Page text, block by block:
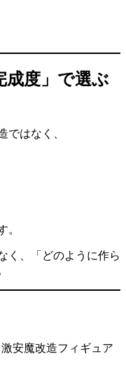
成度」で選ぶ
ではなく、
。
く、「どのように作ら
安魔改造フィギュア